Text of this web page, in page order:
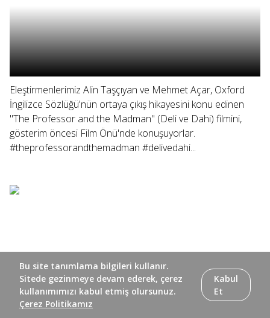
Eleştirmenlerimiz Alin Taşçıyan ve Mehmet Açar, Oxford
İngilizce Sözlüğü'nün ortaya çıkış hikayesini konu edinen
"The Professor and the Madman" (Deli ve Dahi) filmini,
gösterim öncesi Film Önü'nde konuşuyorlar.
#theprofessorandthemadman #delivedahi...
Bu site tanımlama bilgileri kullanır.
Sitede gezinmeye devam ederek, çerez
kullanımımızı kabul etmiş olursunuz.
Çerez Politikamız
Kabul
Et